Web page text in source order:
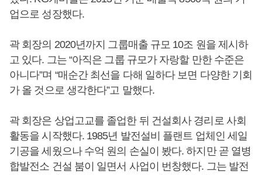
업으로 성장했다.
곽 회장의 2020년까지 그룹매출 규모 10조 원을 제시하
고 있다. 그는 “아직은 그룹 규모가 자랑할 만한 수준은
아니다”며 “매순간 최선을 다해 일하다 보면 다양한 기회
가 올 것으로 생각한다”고 말했다.
곽 회장은 상업고교를 졸업한 뒤 건설회사 경리로 사회
활동을 시작했다. 1985년 발전설비 플랜트 업체인 세일
기공을 세웠으나 수억 원의 손실이 봤다. 하지만 곧 열병
합발전소 건설 붐이 일면서 사업이 번창했다. 그는 발전